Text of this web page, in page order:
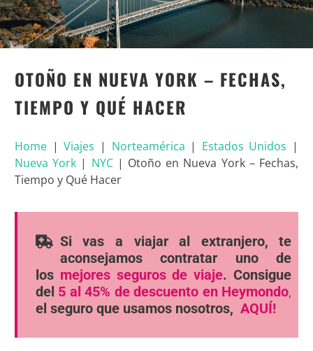
OTOÑO EN NUEVA YORK – FECHAS,
TIEMPO Y QUÉ HACER
Home|Viajes | Norteamérica | Estados Unidos |
Nueva York | NYC| Otoño en Nueva York – Fechas,
Tiempo y Qué Hacer
Si vas a viajar al extranjero, te
aconsejamos contratar uno de
los mejores seguros de viaje. Consigue
del 5 al 45% de descuento en Heymondo,
el seguro que usamos nosotros, AQUÍ!